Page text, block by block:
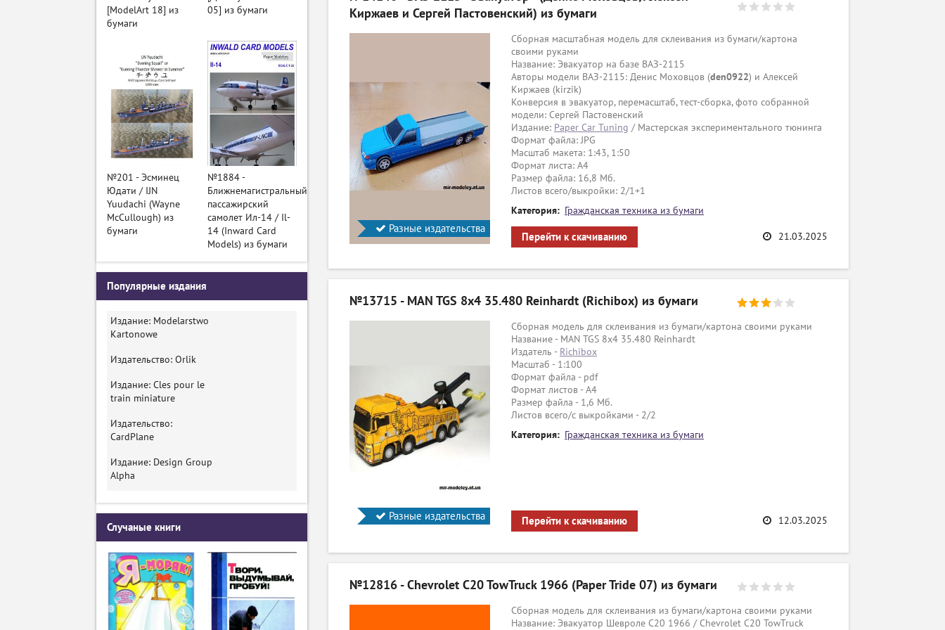
Киржаев и Сергей Пастовенский) из бумаги
Разные издательства
Сборная масштабная модель для склеивания из бумаги/картона
своими руками
Название: Эвакуатор на базе ВАЗ-2115
Авторы модели ВАЗ-2115: Денис Моховцов (den0922) и Алексей
Киржаев (kirzik)
Конверсия в эвакуатор, перемасштаб, тест-сборка, фото собранной
модели: Сергей Пастовенский
Издание: Paper Car Tuning / Мастерская экспериментального тюнинга
Формат файла: JPG
Масштаб макета: 1:43, 1:50
Формат листа: А4
Размер файла: 16,8 Мб.
Листов всего/выкройки: 2/1+1
Категория: Гражданская техника из бумаги
Перейти к скачиванию 21.03.2025
№13715 - MAN TGS 8x4 35.480 Reinhardt (Richibox) из бумаги
Разные издательства
Сборная модель для склеивания из бумаги/картона своими руками
Название - MAN TGS 8x4 35.480 Reinhardt
Издатель - Richibox
Масштаб - 1:100
Формат файла - pdf
Формат листов - A4
Размер файла - 1,6 Мб.
Листов всего/с выкройками - 2/2
Категория: Гражданская техника из бумаги
Перейти к скачиванию 12.03.2025
№12816 - Chevrolet C20 TowTruck 1966 (Paper Tride 07) из бумаги
Сборная модель для склеивания из бумаги/картона своими руками
Название: Эвакуатор Шевроле С20 1966 / Chevrolet C20 TowTruck
[ModelArt 18] из
бумаги
05] из бумаги
№201 - Эсминец
Юдати / IJN
Yuudachi (Wayne
McCullough) из
бумаги
№1884 -
Ближнемагистральный
пассажирский
самолет Ил-14 / Il-
14 (Inward Card
Models) из бумаги
Популярные издания
Издание: Modelarstwo
Kartonowe
Издательство: Orlik
Издание: Cles pour le
train miniature
Издательство:
CardPlane
Издание: Design Group
Alpha
Случаные книги